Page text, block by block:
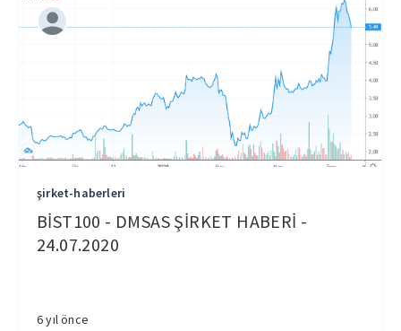
şirket-haberleri
BİST100 - DMSAS ŞİRKET HABERİ -
24.07.2020
6 yıl önce